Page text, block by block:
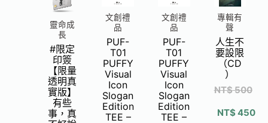
靈命成
長
#限定
印簽
【限量
透明真
實版】
有些
事，真
文創禮
品
PUF-
T01
PUFFY
Visual
Icon
Slogan
Edition
TEE –
文創禮
品
PUF-
T01
PUFFY
Visual
Icon
Slogan
Edition
TEE –
專輯有
聲
人生不
要設限
（CD
）
NT$500
NT$450